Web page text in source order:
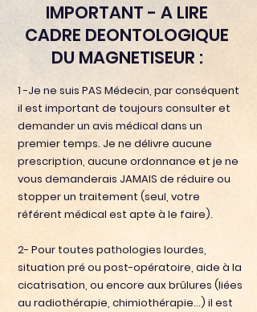
IMPORTANT - A LIRE
CADRE DEONTOLOGIQUE
DU MAGNETISEUR :
1 -Je ne suis PAS Médecin, par conséquent
il est important de toujours consulter et
demander un avis médical dans un
premier temps. Je ne délivre aucune
prescription, aucune ordonnance et je ne
vous demanderais JAMAIS de réduire ou
stopper un traitement (seul, votre
référent médical est apte à le faire).
2- Pour toutes pathologies lourdes,
situation pré ou post-opératoire, aide à la
cicatrisation, ou encore aux brûlures (liées
au radiothérapie, chimiothérapie...) il est